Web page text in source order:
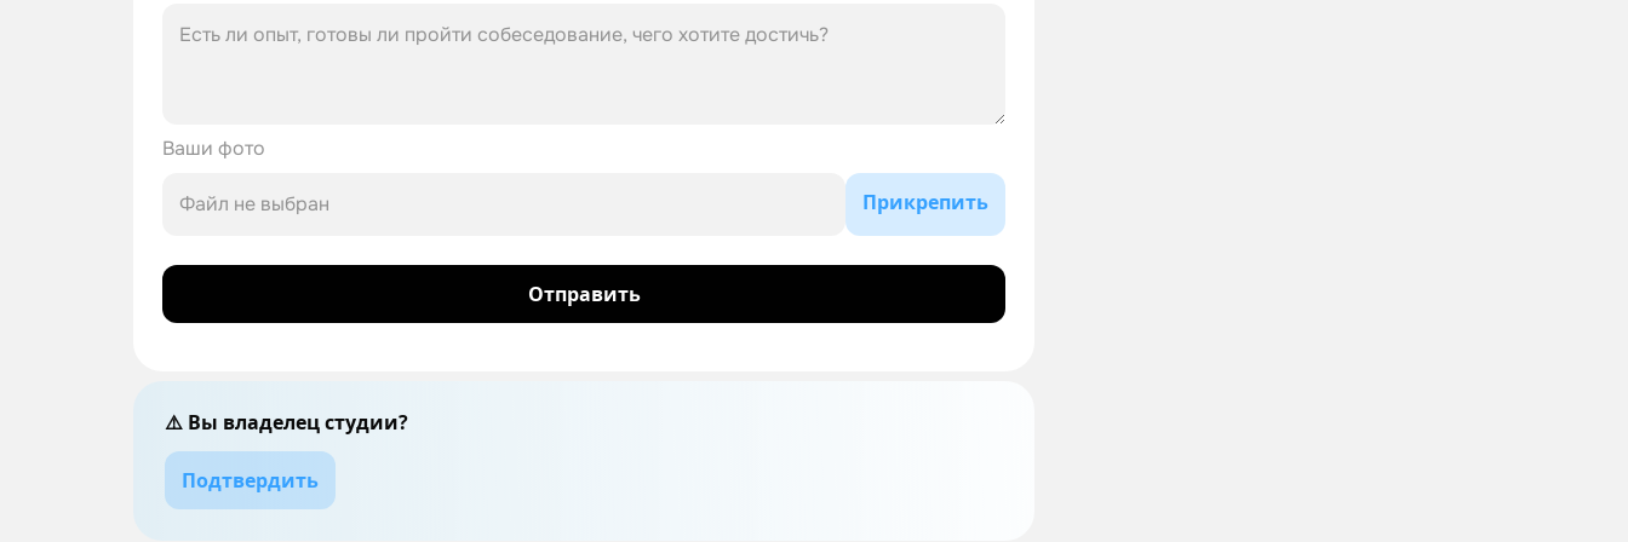
Ваши фото
Файл не выбран Прикрепить
Отправить
⚠️ Вы владелец студии?
Подтвердить